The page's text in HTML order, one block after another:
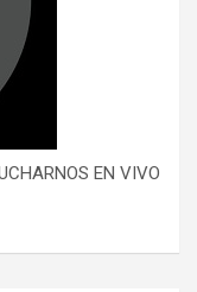
EN VIVO